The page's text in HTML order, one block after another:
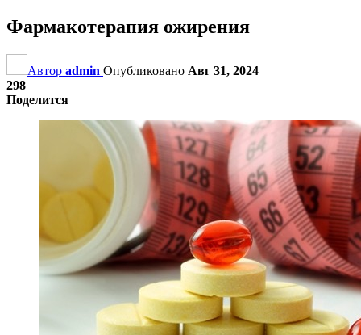
Фармакотерапия ожирения
Автор admin Опубликовано Авг 31, 2024
298
Поделится